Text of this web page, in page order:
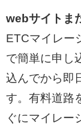
webサイトま
ETCマイレー
で簡単に申し
込んでから即
す。有料道路
ぐにマイレー